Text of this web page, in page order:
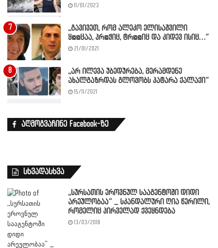
11/01/2023
,,გავივეთ, რომ ალეკო ელისაშვილი
ყ@@ცაა, პრ@ჭიც, ტრ@@იც და კიდევ ისიც…”
21/01/2021
,,არ ილევა უბედურება, მერამდენე
ახალგაზრდას გლოვობს პატარა ქალაქი”
15/11/2021
აღმოგვაჩინე Facebook-ზე
სხვადასხვა
,,სურსათის ეროვნულ სააგენტოში დიდი
არეულობაა” _ სკანდალური ღია წერილი,
რომელიც პირველად ქვეყნდება
13/03/2018